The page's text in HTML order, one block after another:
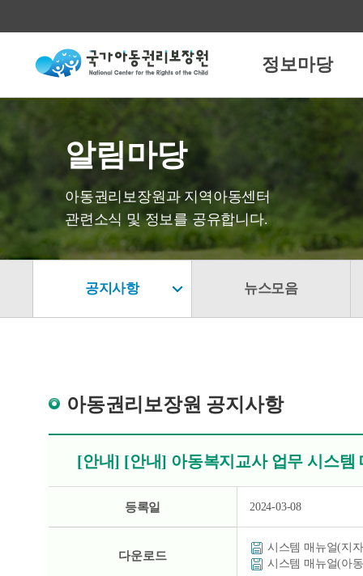
정보마당
알림마당
아동권리보장원과 지역아동센터
관련소식 및 정보를 공유합니다.
공지사항 뉴스모음
아동권리보장원 공지사항
[안내] [안내] 아동복지교사 업무 시스템
등록일 2024-03-08
다운로드
시스템 매뉴얼(지
시스템 매뉴얼(아